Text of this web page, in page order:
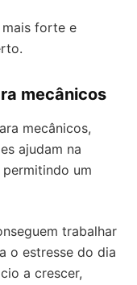
mais forte e
mecânicos
mecânicos,
ajudam na
um
trabalhar
o estresse do dia
a crescer,